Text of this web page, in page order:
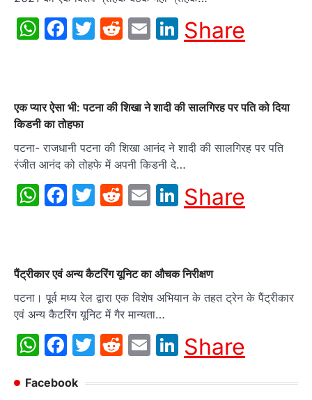
WhatsApp
Facebook
Twitter
Reddit
EmailLinkedIn
Share
एक प्यार ऐसा भी: पटना की शिखा ने शादी की सालगिरह पर पति को दिया
किडनी का तोहफा
पटना- राजधानी पटना की शिखा आनंद ने शादी की सालगिरह पर पति
रंजीत आनंद को तोहफे में अपनी किडनी दे…
WhatsApp
Facebook
Twitter
Reddit
EmailLinkedIn
Share
पैंट्रीकार एवं अन्य कैटरिंग यूनिट का औचक निरीक्षण
पटना। पूर्व मध्य रेल द्वारा एक विशेष अभियान के तहत ट्रेन के पैंट्रीकार
एवं अन्य कैटरिंग यूनिट में गैर मान्यता…
WhatsApp
Facebook
Twitter
Reddit
EmailLinkedIn
Share
Facebook